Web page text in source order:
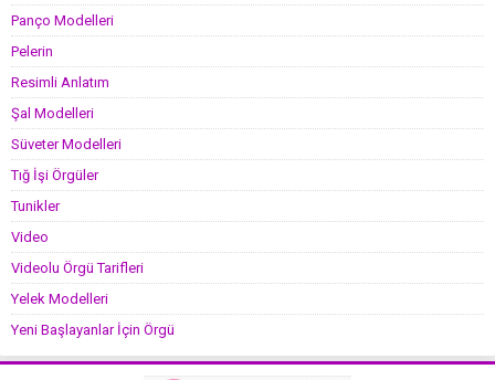
Panço Modelleri
Pelerin
Resimli Anlatım
Şal Modelleri
Süveter Modelleri
Tığ İşi Örgüler
Tunikler
Video
Videolu Örgü Tarifleri
Yelek Modelleri
Yeni Başlayanlar İçin Örgü